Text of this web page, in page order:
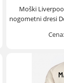
Moški
nogometni dresi
Cena: